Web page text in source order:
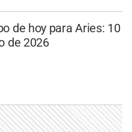
de hoy para Aries: 10
de 2026